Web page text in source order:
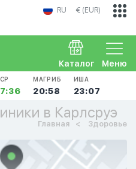
RU € (EUR)
Меню
Каталог
МАГРИБ
20:58
ИША
23:07
в Карлсруэ
Главная Здоровье